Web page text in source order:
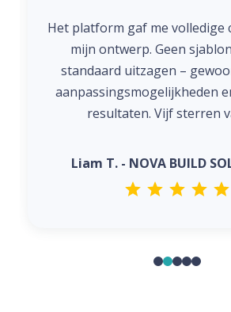
Het platform gaf me volledige
mijn ontwerp. Geen
standaard uitzagen –
aanpassingsmogelijkheden
resultaten. Vijf sterren
Liam T. - NOVA BUILD